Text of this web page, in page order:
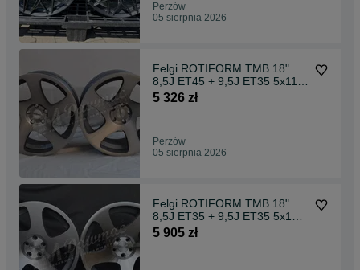
Perzów
05 sierpnia 2026
Felgi ROTIFORM TMB 18"
8,5J ET45 + 9,5J ET35 5x112
Machine Black
5 326 zł
Perzów
05 sierpnia 2026
Felgi ROTIFORM TMB 18"
8,5J ET35 + 9,5J ET35 5x100
PROMOCJA
5 905 zł